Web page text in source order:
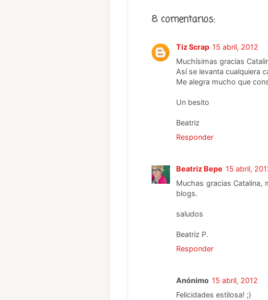
8 comentarios:
Tiz Scrap 15 abril, 2012
Muchísimas gracias
Así se levanta cualquiera
Me alegra mucho que
Un besito
Beatriz
Responder
Beatriz Bepe 15 abril,
Muchas gracias Catalina,
blogs.
saludos
Beatriz P.
Responder
Anónimo 15 abril, 2012
Felicidades estilosa! ;)